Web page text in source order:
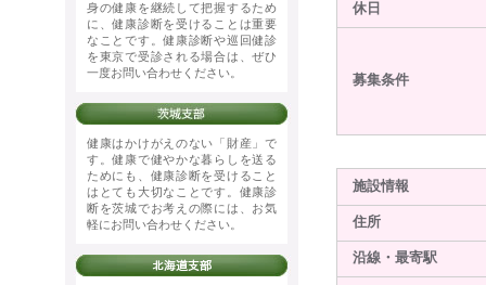
身の健康を継続して把握するため
に、健康診断を受けることは重要
なことです。健康診断や巡回健診
を東京で受診される場合は、ぜひ
一度お問い合わせください。
健康はかけがえのない「財産」で
す。健康で健やかな暮らしを送る
ためにも、健康診断を受けること
はとても大切なことです。健康診
断を茨城でお考えの際には、お気
軽にお問い合わせください。
休日
募集条件
施設情報
住所
沿線・最寄駅